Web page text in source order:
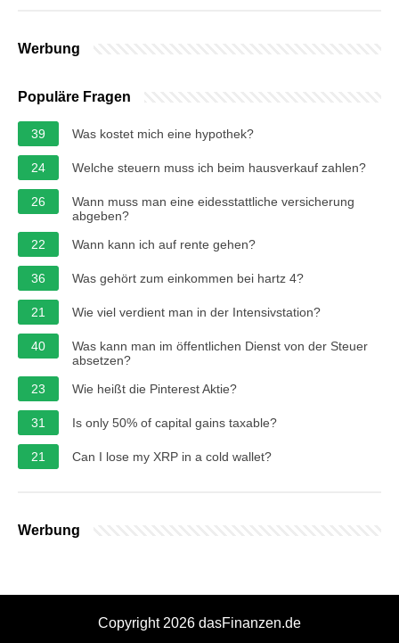
Werbung
Populäre Fragen
39 Was kostet mich eine hypothek?
24 Welche steuern muss ich beim hausverkauf zahlen?
26
Wann muss man eine eidesstattliche versicherung
abgeben?
22
Wann kann ich auf rente gehen?
36 Was gehört zum einkommen bei hartz 4?
21 Wie viel verdient man in der Intensivstation?
40
Was kann man im öffentlichen Dienst von der Steuer
absetzen?
23
Wie heißt die Pinterest Aktie?
31 Is only 50% of capital gains taxable?
21 Can I lose my XRP in a cold wallet?
Werbung
Copyright 2026 dasFinanzen.de